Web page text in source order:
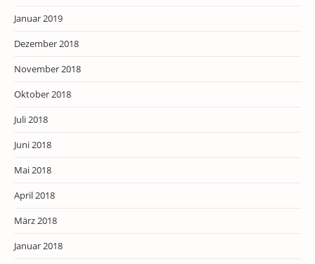
Januar 2019
Dezember 2018
November 2018
Oktober 2018
Juli 2018
Juni 2018
Mai 2018
April 2018
März 2018
Januar 2018